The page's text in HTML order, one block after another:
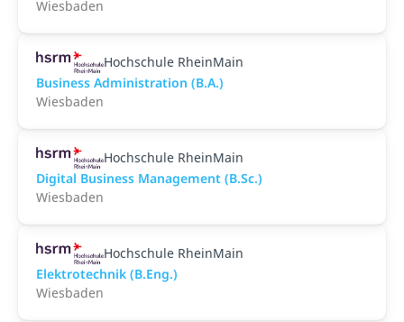
Wiesbaden
Hochschule RheinMain
Business Administration (B.A.)
Wiesbaden
Hochschule RheinMain
Digital Business Management (B.Sc.)
Wiesbaden
Hochschule RheinMain
Elektrotechnik (B.Eng.)
Wiesbaden